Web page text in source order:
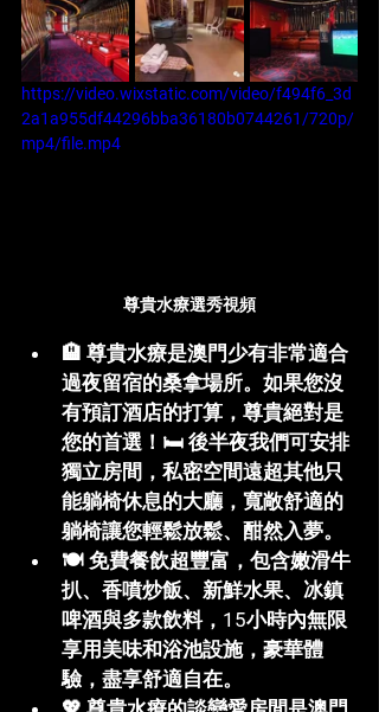
https://video.wixstatic.com/video/f494f6_3d
2a1a955df44296bba36180b0744261/720p/
mp4/file.mp4
尊貴水療選秀視頻
🏨 尊貴水療是澳門少有非常適合
過夜留宿的桑拿場所。 如果您沒
有預訂酒店的打算，尊貴絕對是
您的首選！🛏️ 後半夜我們可安排
獨立房間 ，私密空間遠超其他只
能躺椅休息的大廳，寬敞舒適的
躺椅讓您輕鬆放鬆、酣然入夢。
🍽️ 免費餐飲超豐富 ，包含嫩滑牛
扒、香噴炒飯、新鮮水果、冰鎮
啤酒與多款飲料，15小時內無限
享用美味和浴池設施，豪華體
驗，盡享舒適自在。